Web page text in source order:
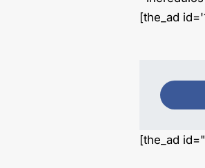
[the_ad
[the_ad